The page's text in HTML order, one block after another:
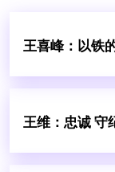
王喜峰：以铁
王维：忠诚 守